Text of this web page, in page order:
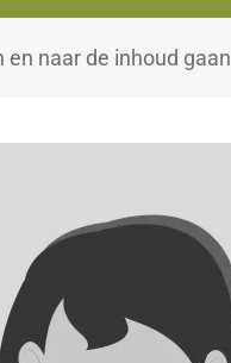
en naar de inhoud gaan